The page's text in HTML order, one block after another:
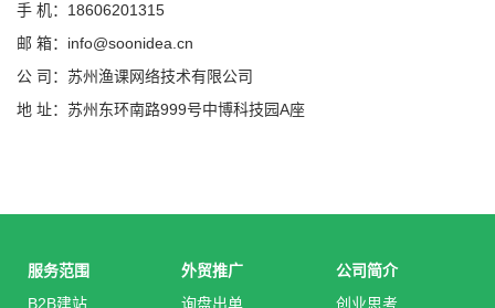
手 机：18606201315
邮 箱：info@soonidea.cn
公 司：苏州渔课网络技术有限公司
地 址：苏州东环南路999号中博科技园A座
服务范围
B2B建站
外贸推广
询盘出单
公司简介
创业思考